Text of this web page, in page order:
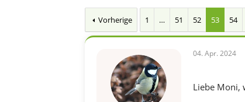
t
e
e
l
t
a
m
Vorherige 1 … 51 52 53 54
04. Apr. 2024
Liebe Moni,